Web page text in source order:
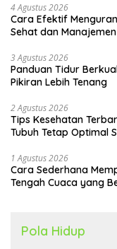
4 Agustus 2026
Cara Efektif
Sehat dan
3 Agustus 2026
Panduan Tidur
Pikiran Lebih Tenang
2 Agustus 2026
Tips Kesehatan
Tubuh Tetap Optimal
1 Agustus 2026
Cara Sederhana
Tengah Cuaca yang
Pola Hidup